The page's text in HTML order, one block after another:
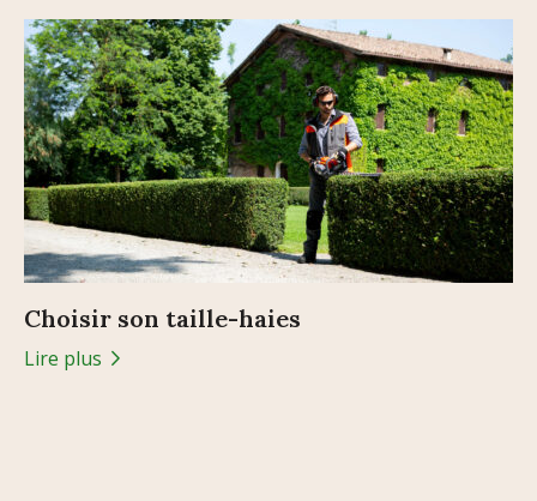
Choisir son taille-haies
Lire plus